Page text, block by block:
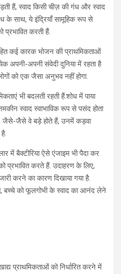
हैं, स्वाद किसी चीज़ की गंध और स्वाद
के साथ, ये इंद्रियाँ सामूहिक रूप से
करती हैं.
कई कारक भोजन की प्राथमिकताओं
अपनी-अपनी संवेदी दुनिया में रहता है
को एक जैसा अनुभव नहीं होगा.
भी बदलती रहती हैं.शोध में पाया
स्वाद स्वाभाविक रूप से पसंद होता
जैसे-जैसे वे बड़े होते हैं, उनमें कड़वा
में बैक्टीरिया ऐसे एंजाइम भी पैदा कर
प्रभावित करते हैं. उदाहरण के लिए,
करने का कारण दिखाया गया है.
बच्चे को फूलगोभी के स्वाद का आनंद लेने
प्राथमिकताओं को निर्धारित करने में